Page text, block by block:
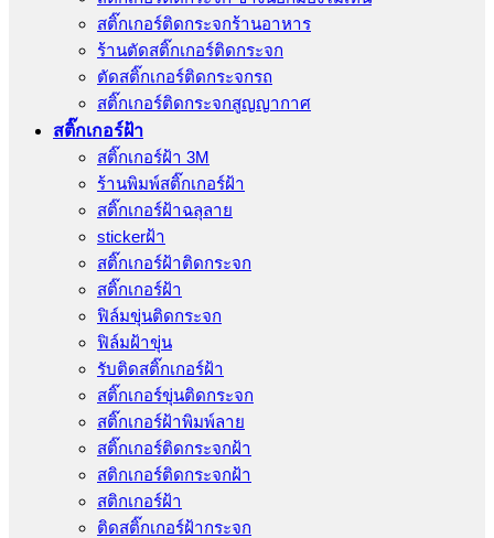
สติ๊กเกอร์ติดกระจกร้านอาหาร
ร้านตัดสติ๊กเกอร์ติดกระจก
ตัดสติ๊กเกอร์ติดกระจกรถ
สติ๊กเกอร์ติดกระจกสูญญากาศ
สติ๊กเกอร์ฝ้า
สติ๊กเกอร์ฝ้า 3M
ร้านพิมพ์สติ๊กเกอร์ฝ้า
สติ๊กเกอร์ฝ้าฉลุลาย
stickerฝ้า
สติ๊กเกอร์ฝ้าติดกระจก
สติ๊กเกอร์ฝ้า
ฟิล์มขุ่นติดกระจก
ฟิล์มฝ้าขุ่น
รับติดสติ๊กเกอร์ฝ้า
สติ๊กเกอร์ขุ่นติดกระจก
สติ๊กเกอร์ฝ้าพิมพ์ลาย
สติ๊กเกอร์ติดกระจกฝ้า
สติกเกอร์ติดกระจกฝ้า
สติกเกอร์ฝ้า
ติดสติ๊กเกอร์ฝ้ากระจก